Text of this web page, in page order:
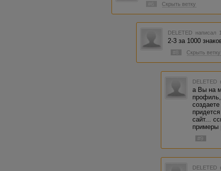
Скрыть ветку
DELETED написал
2-3 за 1000
#8 Скрыть ветку
DELETED
а Вы на
сайт...
примеры
#9
DELETED